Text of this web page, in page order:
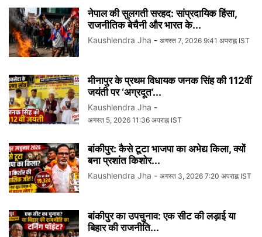
नेपाल की सुलगती सरहद: सांप्रदायिक हिंसा,
राजनीतिक बेचैनी और भारत के...
Kaushlendra Jha - अगस्त 7, 2026 9:41 अपराह्न IST
मीनापुर के प्रथम विधायक जनक सिंह की 112वीं
जयंती पर ‘अग्रदूत’...
Kaushlendra Jha -
अगस्त 5, 2026 11:36 अपराह्न IST
बांकीपुर: कैसे टूटा भाजपा का अभेद्य किला, क्यों
बना प्रशांत किशोर...
Kaushlendra Jha - अगस्त 3, 2026 7:20 अपराह्न IST
बांकीपुर का उपचुनाव: एक सीट की लड़ाई या
बिहार की राजनीति...